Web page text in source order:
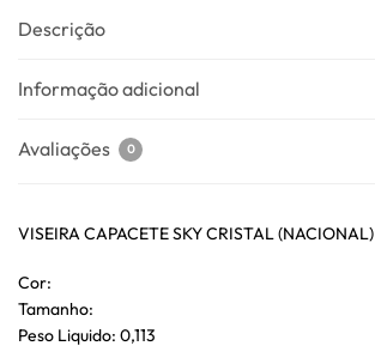
Descrição
Informação adicional
Avaliações 0
VISEIRA CAPACETE SKY CRISTAL (NACIONAL)
Cor:
Tamanho:
Peso Liquido: 0,113